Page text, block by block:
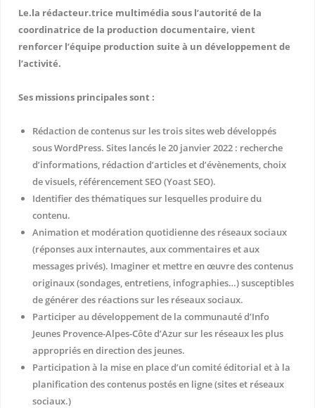
Le.la rédacteur.trice multimédia sous l’autorité de la
coordinatrice de la production documentaire, vient
renforcer l’équipe production suite à un développement de
l’activité.
Ses missions principales sont :
Rédaction de contenus sur les trois sites web développés
sous WordPress. Sites lancés le 20 janvier 2022 : recherche
d’informations, rédaction d’articles et d’évènements, choix
de visuels, référencement SEO (Yoast SEO).
Identifier des thématiques sur lesquelles produire du
contenu.
Animation et modération quotidienne des réseaux sociaux
(réponses aux internautes, aux commentaires et aux
messages privés). Imaginer et mettre en œuvre des contenus
originaux (sondages, entretiens, infographies…) susceptibles
de générer des réactions sur les réseaux sociaux.
Participer au développement de la communauté d’Info
Jeunes Provence-Alpes-Côte d’Azur sur les réseaux les plus
appropriés en direction des jeunes.
Participation à la mise en place d’un comité éditorial et à la
planification des contenus postés en ligne (sites et réseaux
sociaux.)